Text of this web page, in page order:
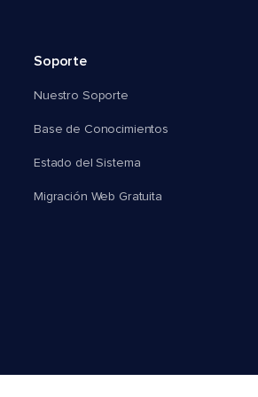
Soporte
Nuestro Soporte
Base de Conocimientos
Estado del Sistema
Migración Web Gratuita